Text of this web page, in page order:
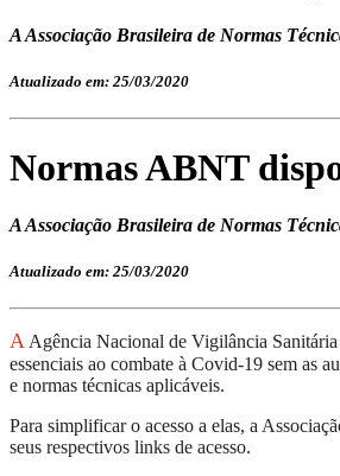
A Associação Brasileira de Normas
Atualizado em: 25/03/2020
Normas ABNT
A Associação Brasileira de Normas
Atualizado em: 25/03/2020
AAgência Nacional de Vigilância
essenciais ao combate à Covid-19 sem as
e normas técnicas aplicáveis.
Para simplificar o acesso a elas, a
seus respectivos links de acesso.